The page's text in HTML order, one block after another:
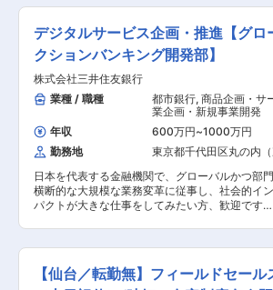
ことができる ・事業課題に紐づいたクリエイテ
ブ企画やディレクションまで幅広く携わることが
できる ・数億円／月ほどの運用責任を任されるた
め施策の幅が広い（サイト改善やSNS、動画広
告、WEB広告はほぼ触ることが可能） ・インハ
ウスなので他職種との関わりも多く、クリエイテ
ィブ作成やブランディング、CRMなど広告運用＋
αのスキルを身につけていくことができる ・自社
データを使った広告運用ができるので、深いレベ
ルでデータをみて施策、戦略立てができる ・積
的に新しいプロモーション施策を取り入れてお
り、事例がなくてもチャレンジしていける環境
（A360を用いたROAS改善、アトリビューション
パス： 事業軸と機能軸によるマトリクス型組織
ため、「機能軸として専門性を突き詰めるキャリ
ャリア」を選べます。 変更の範囲：会社の定める
SCM・ユーザーサポート・経理・法務・リスク
の多岐にわたる部署を横断したプロセス設計 ・事
業拡大に伴い発生する組織間の摩擦やボトルネッ
クの特定と、先回りした解消 ◎部門・事業部間の
連結と実行支援（ハブ機能） ・ビジネス本部 ×
プロダクト本部の橋渡し : 各Product PdMや
Payment事業部と連携し、現場のインサイトを
造化してプロダクト部門へフィードバック。優先
順位付けやロードマップ策定を支援 ・バックオフ
ィス × フロントサイドの最適化 ：経理・法務・
リスク部門と連携し、スケーラビリティを担保し
た契約フローや支払いフロー、ガバナンス体制の
構築 ・戦略の実行伴走 : 設計したプロセスを現場
へ定着させ、PDCAが回るまで責任を持って実行
を支援 ◎Salesforceを基盤としたデータマネジメ
ント 複雑なビジネス要件を統合したオブジェク
ィの構築 属人性を排除した標準化プロセスの実
装、および将来の組織規模に耐えうるオペレーシ
デジタルサービス企画・推進【グロ
クションバンキング開発部】
株式会社三井住友銀行
業種 / 職種
都市銀行, 商品企画・サ
業企画・新規事業開発
年収
600万円~1000万円
勤務地
東京都千代田区丸の内
日本を代表する金融機関で、グローバルかつ部門
横断的な大規模な業務変革に従事し、社会的イン
パクトが大きな仕事をしてみたい方、歓迎です。
し、技術研修や資格取得支援、キャリアアップを
後押しする制度もございます。 20代後半〜30代
前半が中心の若い組織で、若手・中堅メンバの裁
【仙台／転勤無】フィールドセー